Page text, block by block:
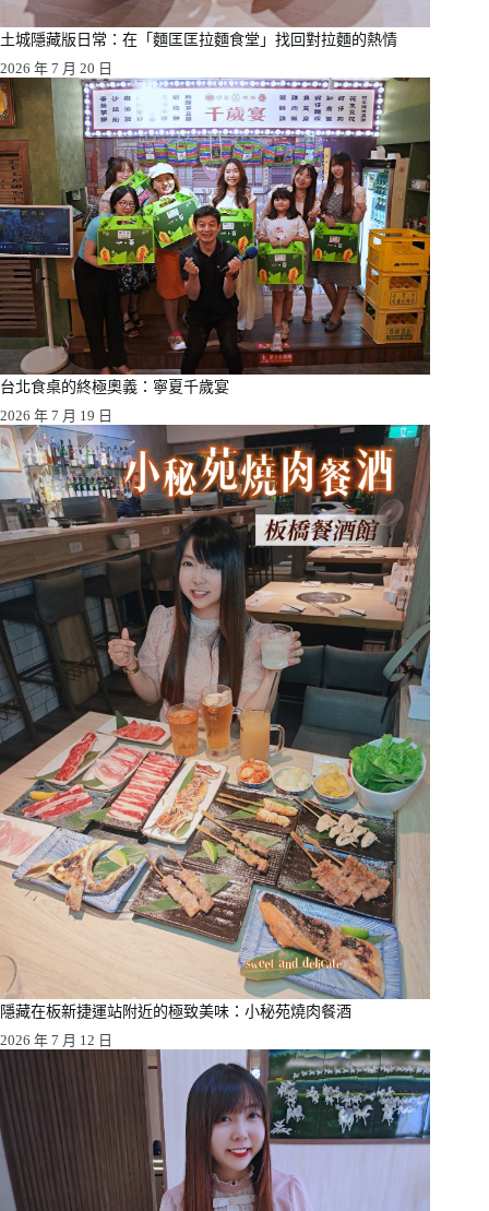
土城隱藏版日常：在「麵匡匡拉麵食堂」找回對拉麵的熱情
2026 年 7 月 20 日
台北食桌的終極奧義：寧夏千歲宴
2026 年 7 月 19 日
隱藏在板新捷運站附近的極致美味：小秘苑燒肉餐酒
2026 年 7 月 12 日